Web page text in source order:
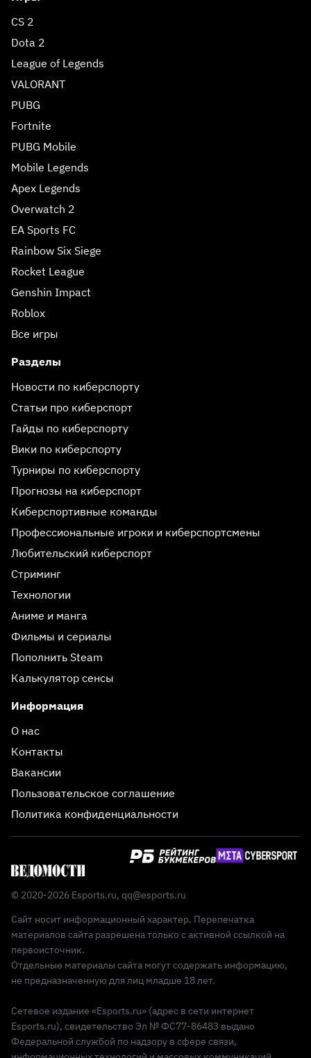
CS 2
Dota 2
League of Legends
VALORANT
PUBG
Fortnite
PUBG Mobile
Mobile Legends
Apex Legends
Overwatch 2
EA Sports FC
Rainbow Six Siege
Rocket League
Genshin Impact
Roblox
Все игры
Разделы
Новости по киберспорту
Статьи про киберспорт
Гайды по киберспорту
Вики по киберспорту
Турниры по киберспорту
Прогнозы на киберспорт
Киберспортивные команды
Профессиональные игроки и киберспортсмены
Любительский киберспорт
Стриминг
Технологии
Аниме и манга
Фильмы и сериалы
Пополнить Steam
Калькулятор сенсы
Информация
О нас
Контакты
Вакансии
Пользовательское соглашение
Политика конфиденциальности
© 2020-2026 Esports.ru, qq@esports.ru
Сайт носит информационный характер. Перепечатка
материалов сайта разрешена только с активной ссылкой на
первоисточник.
Отдельные материалы сайта могут содержать информацию,
не предназначенную для лиц младше 18 лет.
Сетевое издание «Esports.ru» (адрес в сети интернет
Esports.ru), свидетельство Эл № ФС77-86483 выдано
Федеральной службой по надзору в сфере связи,